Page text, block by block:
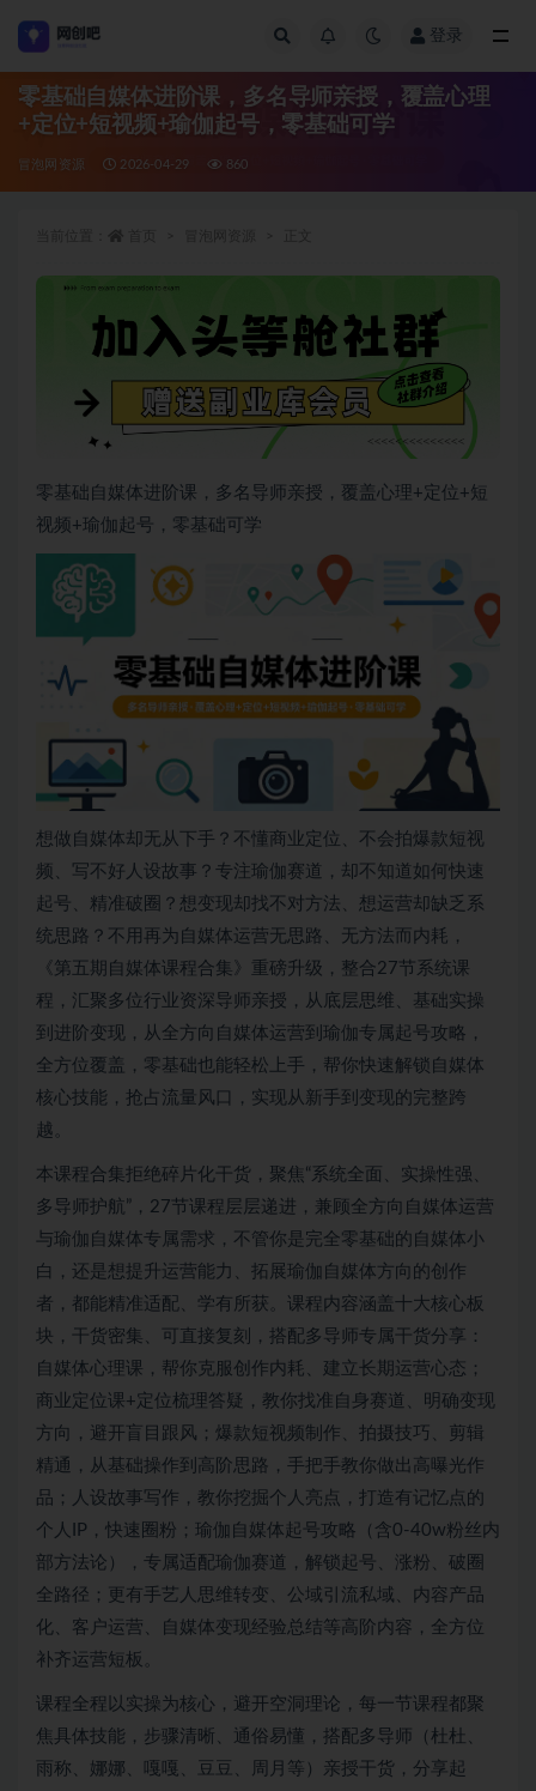
登录
零基础自媒体进阶课，多名导师亲授，覆盖心理
+定位+短视频+瑜伽起号，零基础可学
冒泡网资源 2026-04-29 860
零基础自媒体进阶课，多名导师亲授，覆盖心理+定位+短
视频+瑜伽起号，零基础可学
想做自媒体却无从下手？不懂商业定位、不会拍爆款短视
频、写不好人设故事？专注瑜伽赛道，却不知道如何快速
起号、精准破圈？想变现却找不对方法、想运营却缺乏系
统思路？不用再为自媒体运营无思路、无方法而内耗，
《第五期自媒体课程合集》重磅升级，整合27节系统课
程，汇聚多位行业资深导师亲授，从底层思维、基础实操
到进阶变现，从全方向自媒体运营到瑜伽专属起号攻略，
全方位覆盖，零基础也能轻松上手，帮你快速解锁自媒体
核心技能，抢占流量风口，实现从新手到变现的完整跨
越。
本课程合集拒绝碎片化干货，聚焦“系统全面、实操性强、
多导师护航”，27节课程层层递进，兼顾全方向自媒体运营
与瑜伽自媒体专属需求，不管你是完全零基础的自媒体小
白，还是想提升运营能力、拓展瑜伽自媒体方向的创作
者，都能精准适配、学有所获。课程内容涵盖十大核心板
块，干货密集、可直接复刻，搭配多导师专属干货分享：
自媒体心理课，帮你克服创作内耗、建立长期运营心态；
商业定位课+定位梳理答疑，教你找准自身赛道、明确变现
方向，避开盲目跟风；爆款短视频制作、拍摄技巧、剪辑
精通，从基础操作到高阶思路，手把手教你做出高曝光作
品；人设故事写作，教你挖掘个人亮点，打造有记忆点的
个人IP，快速圈粉；瑜伽自媒体起号攻略（含0-40w粉丝内
部方法论），专属适配瑜伽赛道，解锁起号、涨粉、破圈
全路径；更有手艺人思维转变、公域引流私域、内容产品
化、客户运营、自媒体变现经验总结等高阶内容，全方位
补齐运营短板。
课程全程以实操为核心，避开空洞理论，每一节课程都聚
焦具体技能，步骤清晰、通俗易懂，搭配多导师（杜杜、
雨称、娜娜、嘎嘎、豆豆、周月等）亲授干货，分享起